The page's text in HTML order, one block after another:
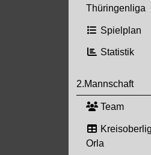
Thüringenliga
Spielplan
Statistik
2.Mannschaft
Team
Orla